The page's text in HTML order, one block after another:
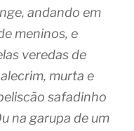
andando em
meninos, e
veredas de
murta e
safadinho
na garupa de um